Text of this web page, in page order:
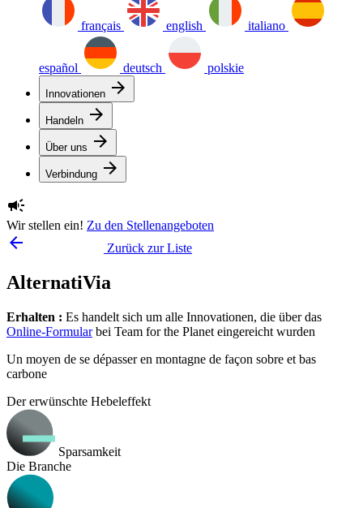
français english italiano
español deutsch polskie
Innovationen arrow_forward
Handeln arrow_forward
Über uns arrow_forward
Verbindung arrow_forward
campaign
Wir stellen ein! Zu den Stellenangeboten
arrow_backward Zurück zur Liste
AlternatiVia
Erhalten : Es handelt sich um alle Innovationen, die über das
Online-Formularbei Team for the Planet eingereicht wurden
Un moyen de se dépasser en montagne de façon sobre et bas
carbone
Der erwünschte Hebeleffekt
Sparsamkeit
Die Branche